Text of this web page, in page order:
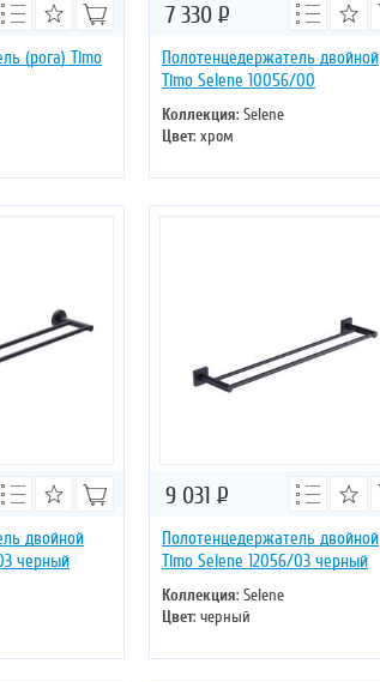
(рога) Timo
Полотенцедержатель двойной
Timo Selene 10056/00
Коллекция: Selene
Цвет: хром
7 330 Р
двойной
черный
Полотенцедержатель двойной
Timo Selene 12056/03 черный
Коллекция: Selene
Цвет: черный
9 031 Р